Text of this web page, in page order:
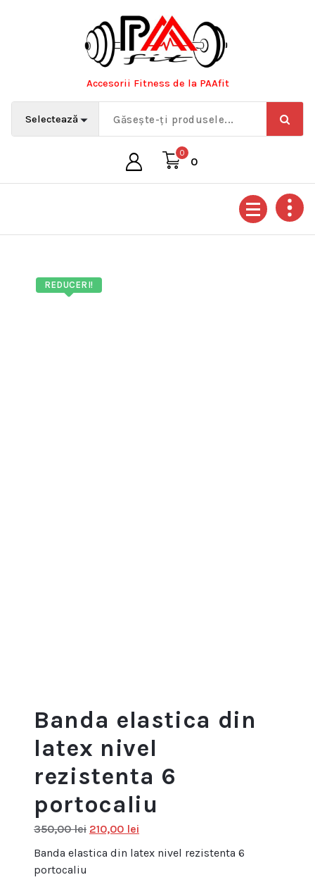
Accesorii Fitness de la PAAfit
0
0
REDUCERI!
Banda elastica din
latex nivel
rezistenta 6
portocaliu
350,00lei Prețul
210,00 lei
Banda elastica din latex nivel rezistenta 6
portocaliu